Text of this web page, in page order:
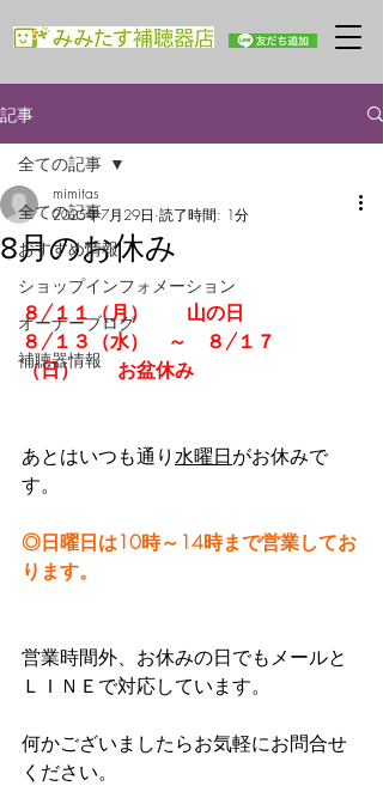
記事
全ての記事
おすすめ情報
ショップインフォメーション
オーナーブログ
補聴器情報
全ての記事
8月のお休み
mimitas
2025年7月29日 読了時間: 1分
８/１１（月）　　山の日
８/１３（水）　～　８/１７
（日）　　お盆休み
あとはいつも通り水曜日がお休みで
す。
◎日曜日は10時～14時まで営業してお
ります。
営業時間外、お休みの日でもメールと
ＬＩＮＥで対応しています。
何かございましたらお気軽にお問合せ
ください。